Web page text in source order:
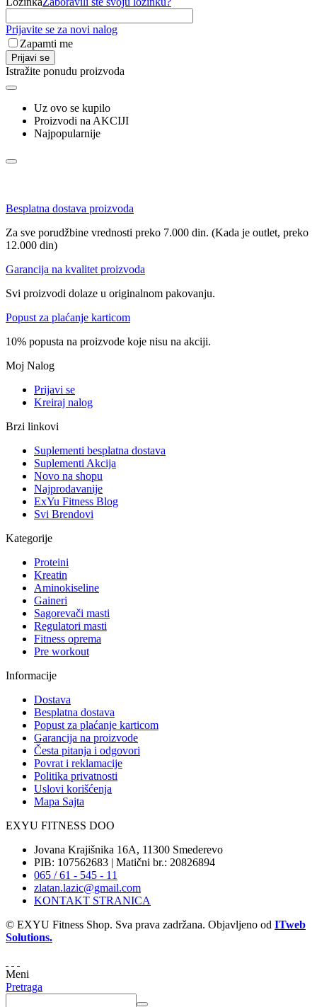
Prijavite se za novi nalog
Zapamti me
Prijavi se
Istražite ponudu proizvoda
Uz ovo se kupilo
Proizvodi na AKCIJI
Najpopularnije
Besplatna dostava proizvoda
Za sve porudžbine vrednosti preko 7.000 din. (Kada je outlet, preko
12.000 din)
Garancija na kvalitet proizvoda
Svi proizvodi dolaze u originalnom pakovanju.
Popust za plaćanje karticom
10% popusta na proizvode koje nisu na akciji.
Moj Nalog
Prijavi se
Kreiraj nalog
Brzi linkovi
Suplementi besplatna dostava
Suplementi Akcija
Novo na shopu
Najprodavanije
ExYu Fitness Blog
Svi Brendovi
Kategorije
Proteini
Kreatin
Aminokiseline
Gaineri
Sagorevači masti
Regulatori masti
Fitness oprema
Pre workout
Informacije
Dostava
Besplatna dostava
Popust za plaćanje karticom
Garancija na proizvode
Česta pitanja i odgovori
Povrat i reklamacije
Politika privatnosti
Uslovi korišćenja
Mapa Sajta
EXYU FITNESS DOO
Jovana Krajišnika 16A, 11300 Smederevo
PIB: 107562683 | Matični br.: 20826894
065 / 61 - 545 - 11
zlatan.lazic@gmail.com
KONTAKT STRANICA
© EXYU Fitness Shop. Sva prava zadržana. Objavljeno od ITweb
Solutions.
Meni
Pretraga